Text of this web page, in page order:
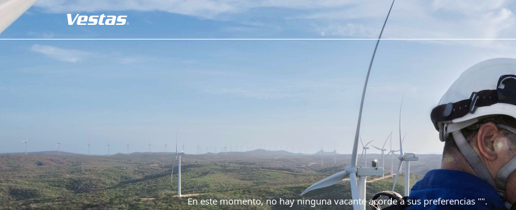
En este momento, no hay ninguna vacante acorde a sus preferencias "".